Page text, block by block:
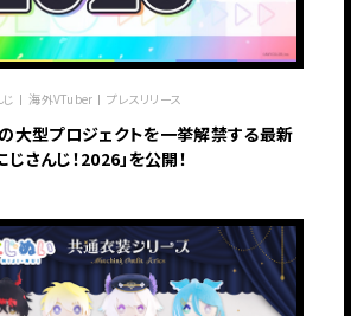
海外VTuber プレスリリース
の大型プロジェクトを一挙解禁する最新
さんじ！2026」を公開！